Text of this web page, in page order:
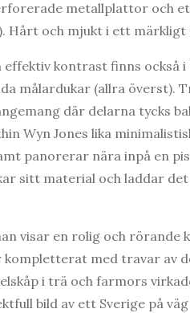
metallplattor och
Hårt och mjukt i ett märkligt
effektiv kontrast finns också i
målardukar (allra överst).
där delarna tycks
Wyn Jones lika
panorerar nära inpå en
sitt material och laddar
visar en rolig och rörande
med travar av
i trä och farmors
bild av ett Sverige på